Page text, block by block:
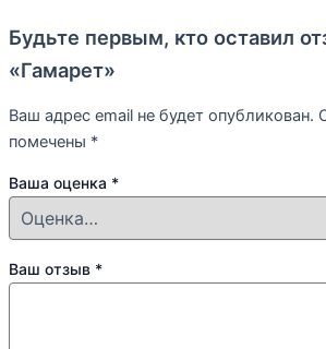
Будьте первым, кто оставил
«Гамарет»
Ваш адрес email не будет опубликован.
помечены *
Ваша оценка *
Ваш отзыв *